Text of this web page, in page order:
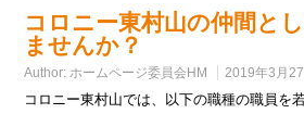
コロニー東村山の仲間と
ませんか？
Author: ホームページ委員会HM 2019年3月
コロニー東村山では、以下の職種の職員を